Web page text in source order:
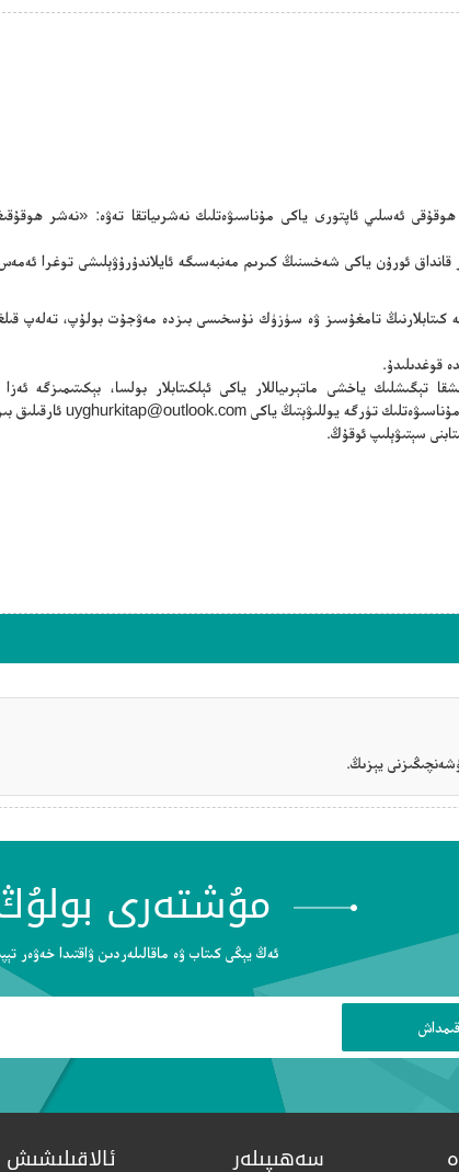
ھوقۇقى ئەسلىي ئاپتورى ياكى مۇناسىۋەتلىك نەشرىياتقا تەۋە: «نەشر
قانداق ئورۇن ياكى شەخسنىڭ كىرىم مەنبەسىگە ئايلاندۇرۇۋېلىشى توغرا
كىتابلارنىڭ تامغۇسىز ۋە سۈزۈك نۇسخىسى بىزدە مەۋجۇت بولۇپ، تەلەپ
تېگىشلىك ياخشى ماتېرىياللار ياكى ئېلكىتابلار بولسا، بېكىتىمىزگە
تۈرگە يوللىۋېتىڭ ياكى uyghurkitap@outlook.com ئارقىلىق
يېزىڭ.
مۇشتەرى
ئەڭ يېڭى كىتاب ۋە ماقالىلەردىن ۋاقتىدا خەۋەر
سەھىپىلەر ئالاقىلىشىش